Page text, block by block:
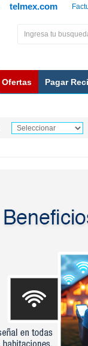
telmex.com
Ofertas Pagar